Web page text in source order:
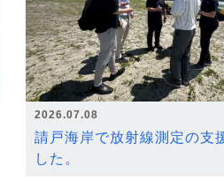
2026.07.08
請戸海岸で放射線測定の支
した。